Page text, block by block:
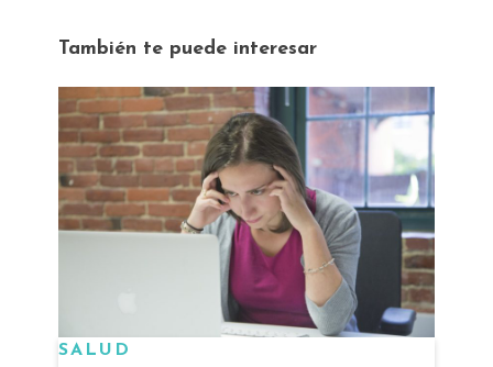
También te puede interesar
SALUD